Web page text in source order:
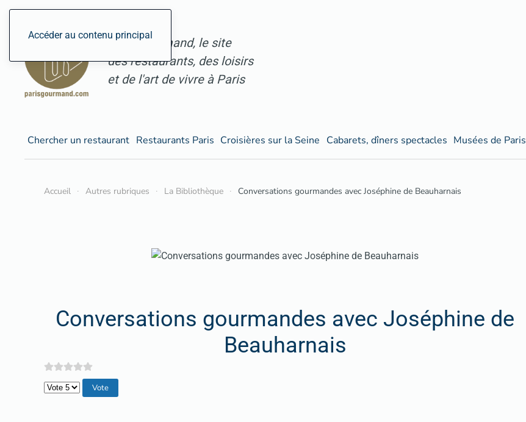
Accéder au contenu principal
ParisGourmand, le site
des restaurants, des loisirs
et de l'art de vivre à Paris
Chercher un restaurant Restaurants Paris Croisières sur la Seine Cabarets, dîners spectacles Musées de Paris
Accueil Autres rubriques La Bibliothèque Conversations gourmandes avec Joséphine de Beauharnais
Conversations gourmandes avec Joséphine de
Beauharnais
Veuillez voter